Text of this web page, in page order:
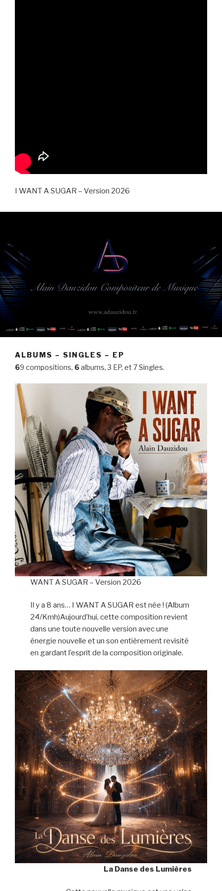
I WANT A SUGAR – Version 2026
ALBUMS – SINGLES – EP
69 compositions, 6albums, 3 EP, et 7 Singles.
WANT A SUGAR – Version 2026
Il y a 8 ans… I WANT A SUGAR est née ! (Album
24/Kmh)Aujourd’hui, cette composition revient
dans une toute nouvelle version avec une
énergie nouvelle et un son entièrement revisité
en gardant l’esprit de la composition originale.
La Danse des Lumières